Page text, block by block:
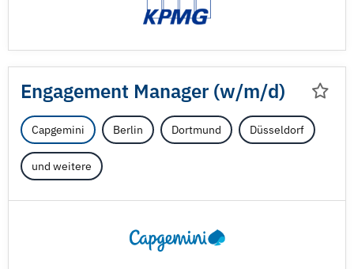
Engagement Manager (w/m/d)
Capgemini Berlin Dortmund Düsseldorf
und weitere